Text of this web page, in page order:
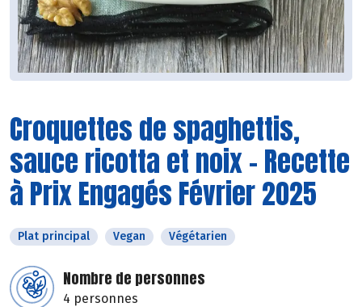
Croquettes de spaghettis,
sauce ricotta et noix - Recette
à Prix Engagés Février 2025
Plat principal Vegan Végétarien
Nombre de personnes
4 personnes